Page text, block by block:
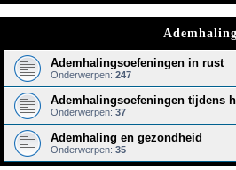
Ademhaling
Ademhalingsoefeningen in rust
Onderwerpen: 247
Ademhalingsoefeningen tijdens
Onderwerpen: 37
Ademhaling en gezondheid
Onderwerpen: 35